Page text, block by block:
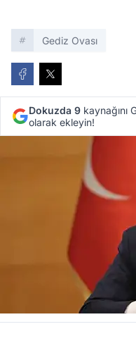
Gediz Ovası
Dokuzda 9 kaynağını
olarak ekleyin!